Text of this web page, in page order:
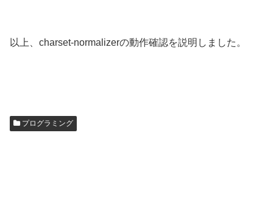
以上、charset-normalizerの動作確認を説明しました。
プログラミング